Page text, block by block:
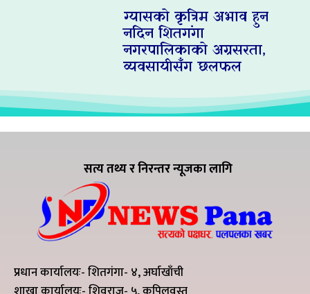
ग्यासको कृत्रिम अभाव हुन
नदिन शितगंगा
नगरपालिकाको अग्रसरता,
व्यवसायीसँग छलफल
सत्य तथ्य र निरन्तर न्यूजका लागि
प्रधान कार्यालयः- शितगंगा- ४, अर्घाखाँची